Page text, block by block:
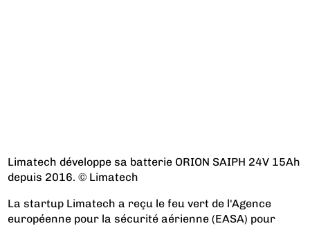
Limatech développe sa batterie ORION SAIPH 24V 15Ah
depuis 2016. © Limatech
La startup Limatech a reçu le feu vert de l'Agence
européenne pour la sécurité aérienne (EASA) pour